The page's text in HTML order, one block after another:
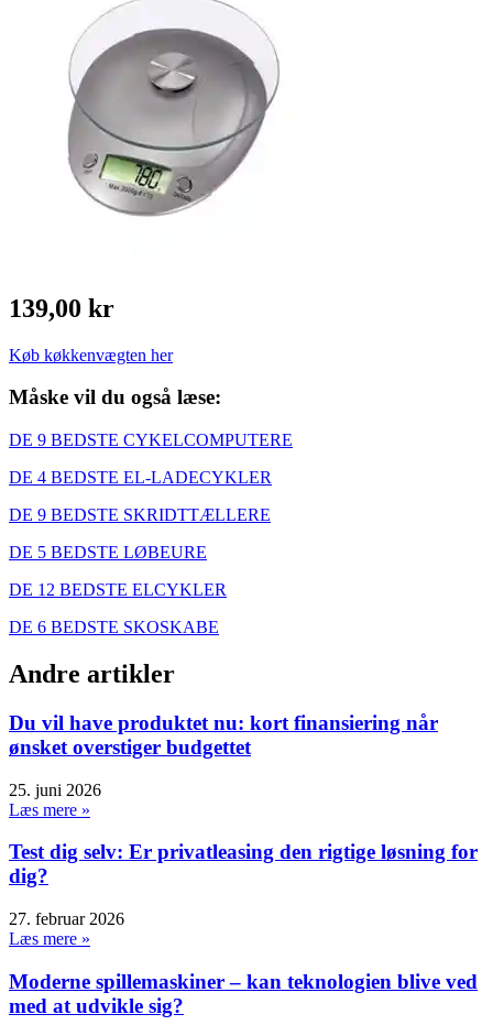
139,00 kr
Køb køkkenvægten her
Måske vil du også læse:
DE 9 BEDSTE CYKELCOMPUTERE
DE 4 BEDSTE EL-LADECYKLER
DE 9 BEDSTE SKRIDTTÆLLERE
DE 5 BEDSTE LØBEURE
DE 12 BEDSTE ELCYKLER
DE 6 BEDSTE SKOSKABE
Andre artikler
Du vil have produktet nu: kort finansiering når
ønsket overstiger budgettet
25. juni 2026
Læs mere »
Test dig selv: Er privatleasing den rigtige løsning for
dig?
27. februar 2026
Læs mere »
Moderne spillemaskiner – kan teknologien blive ved
med at udvikle sig?